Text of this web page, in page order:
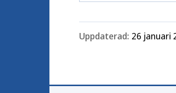
Uppdaterad: 26 januari